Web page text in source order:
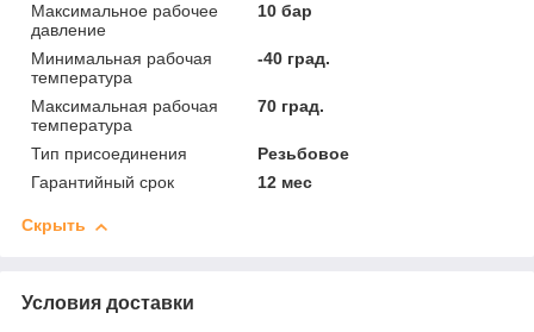
Максимальное рабочее
давление
10 бар
Минимальная рабочая
температура
-40 град.
Максимальная рабочая
температура
70 град.
Тип присоединения
Резьбовое
Гарантийный срок
12 мес
Скрыть
Условия доставки